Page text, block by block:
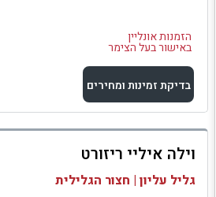
הזמנות אונליין
באישור בעל הצימר
בדיקת זמינות ומחירים
למתחם זה
בדיקת זמינות ומחירים
וילה איליי ריזורט
גליל עליון | חצור הגלילית